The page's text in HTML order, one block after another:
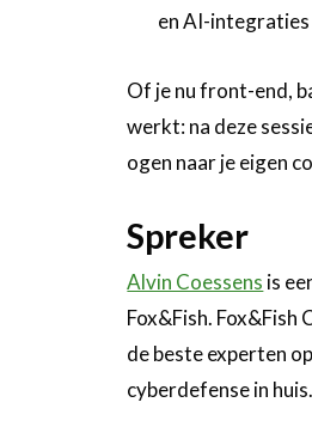
en AI-
Of je nu front-end,
werkt: na deze
ogen naar je eigen
Spreker
Alvin Coessens is
Fox&Fish.
de beste experten
cyberdefense in huis.